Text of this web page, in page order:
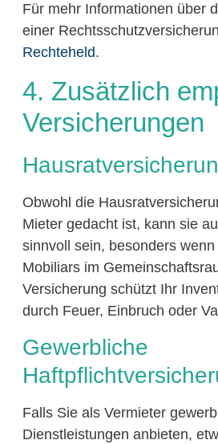
Für mehr Informationen über
einer
Rechteheld.
4. Zusätzlich
Versicherungen
Obwohl die
Mieter gedacht ist, kann sie
sinnvoll sein, besonders wenn
Mobiliars im
Versicherung schützt Ihr
durch Feuer, Einbruch oder
Gewerbliche
Falls Sie als Vermieter
Dienstleistungen anbieten,